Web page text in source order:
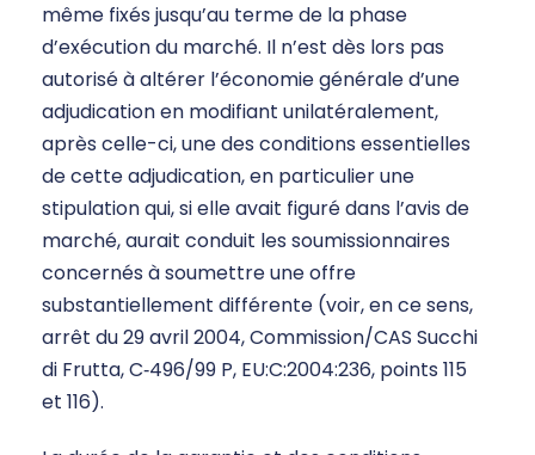
même fixés jusqu’au terme de la phase
d’exécution du marché. Il n’est dès lors pas
autorisé à altérer l’économie générale d’une
adjudication en modifiant unilatéralement,
après celle-ci, une des conditions essentielles
de cette adjudication, en particulier une
stipulation qui, si elle avait figuré dans l’avis de
marché, aurait conduit les soumissionnaires
concernés à soumettre une offre
substantiellement différente (voir, en ce sens,
arrêt du 29 avril 2004, Commission/CAS Succhi
di Frutta, C‑496/99 P, EU:C:2004:236, points 115
et 116).